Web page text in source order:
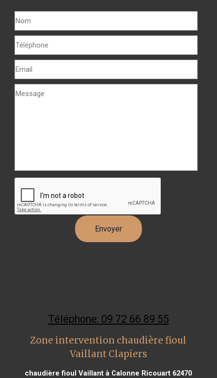
Téléphone: 09 72 66 89 55
Zone intervention chaudière fioul
Vaillant Clapiers
chaudière fioul Vaillant à Calonne Ricouart 62470